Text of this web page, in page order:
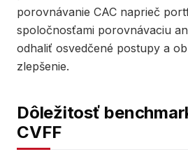
porovnávanie CAC naprieč
spoločnosťami porovnávaciu
odhaliť osvedčené postupy a
zlepšenie.
Dôležitosť
CVFF